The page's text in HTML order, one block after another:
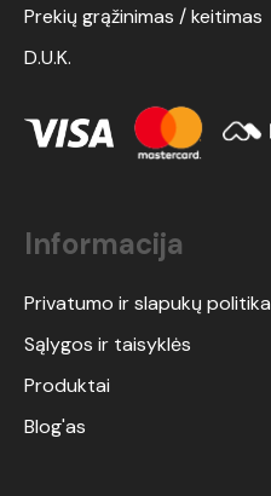
Prekių grąžinimas / keitimas
D.U.K.
Informacija
Privatumo ir slapukų politika
Sąlygos ir taisyklės
Produktai
Blog'as